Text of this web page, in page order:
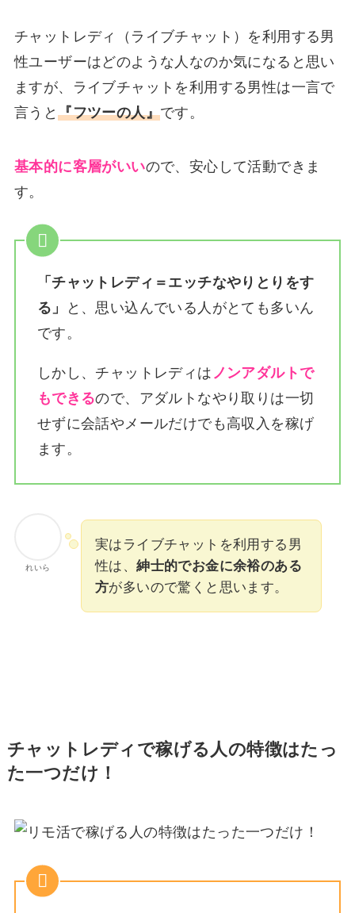
チャットレディ（ライブチャット）を利用する男
性ユーザーはどのような人なのか気になると思い
ますが、ライブチャットを利用する男性は一言で
言うと『フツーの人』です。
基本的に客層がいいので、安心して活動できま
す。
「チャットレディ＝エッチなやりとりをす
る」
と、思い込んでいる人がとても多いん
です。
しかし、チャットレディは ノンアダルトで
もできるので、アダルトなやり取りは一切
せずに会話やメールだけでも高収入を稼げ
ます。
れいら
実はライブチャットを利用する男
性は、紳士的でお金に余裕のある
方が多いので驚くと思います。
チャットレディで稼げる人の特徴はたっ
た一つだけ！